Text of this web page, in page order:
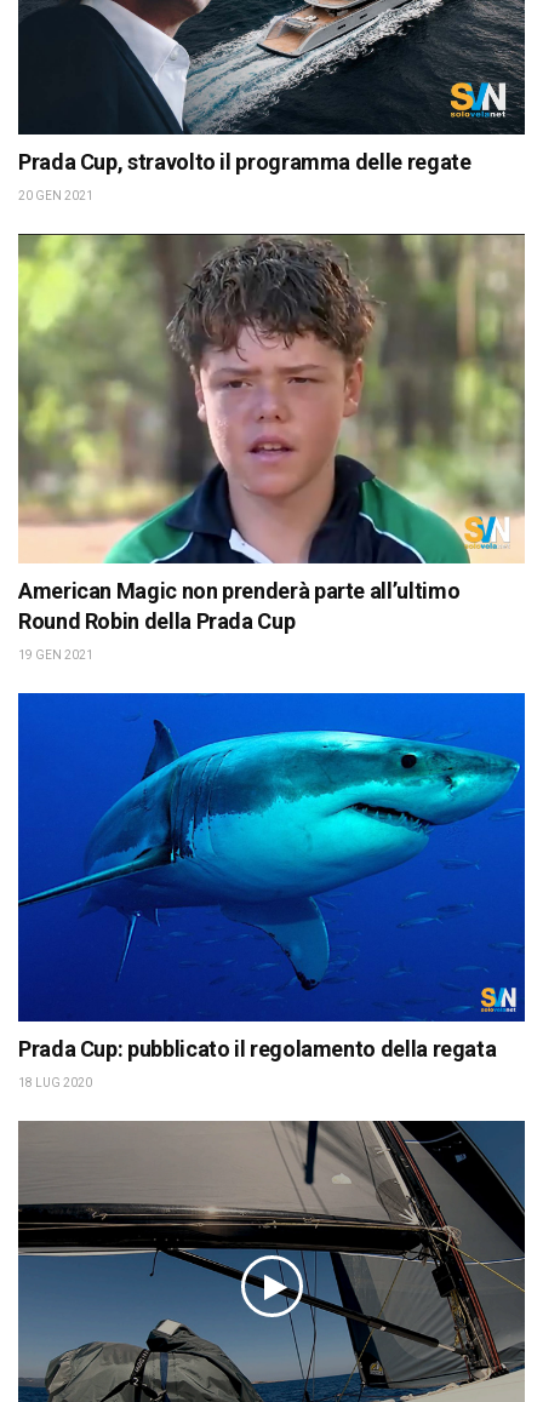
Prada Cup, stravolto il programma delle regate
20 GEN 2021
American Magic non prenderà parte all’ultimo
Round Robin della Prada Cup
19 GEN 2021
Prada Cup: pubblicato il regolamento della regata
18 LUG 2020